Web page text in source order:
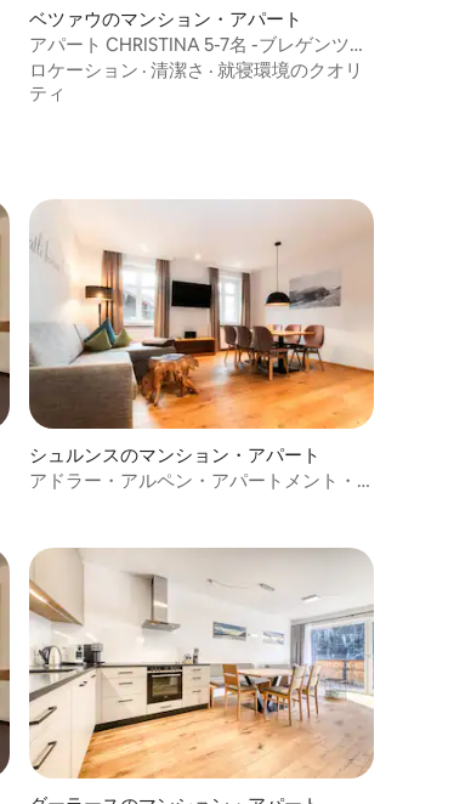
ベツァウのマンション・アパート
アパート CHRISTINA 5-7名 -ブレゲンツヴ
ァルト 純粋
ロケーション · 清潔さ · 就寝環境のクオリ
ティ
シュルンスのマンション・アパート
アドラー・アルペン・アパートメント・